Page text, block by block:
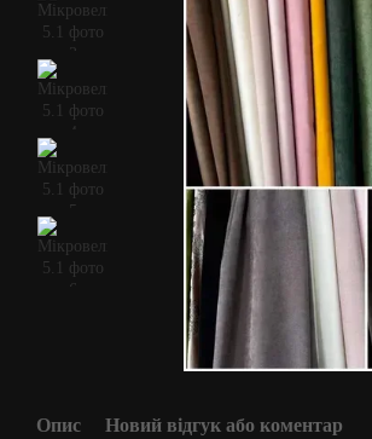
Опис Новий відгук або коментар